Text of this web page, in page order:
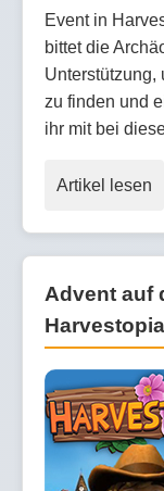
Event in
bittet die
Unterstützung,
zu finden und
ihr mit bei
Artikel lesen
Advent auf
Harvestopia